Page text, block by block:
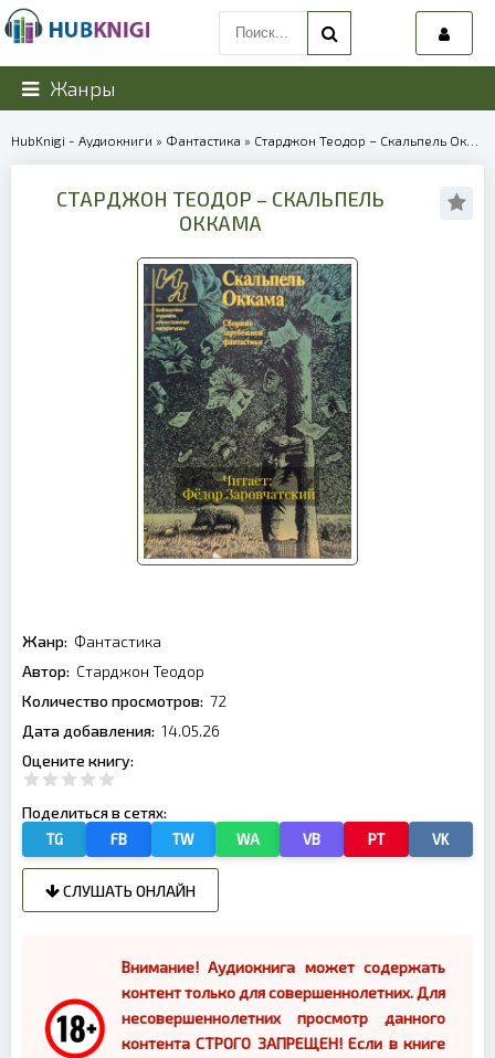
Жанры
HubKnigi - Аудиокниги » Фантастика » Старджон Теодор – Скальпель Оккама | 39942
СТАРДЖОН ТЕОДОР – СКАЛЬПЕЛЬ
ОККАМА
Жанр: Фантастика
Автор: Старджон Теодор
Количество просмотров: 72
Дата добавления: 14.05.26
Оцените книгу:
Поделиться в сетях:
TG FB TW WA VB PT VK
СЛУШАТЬ ОНЛАЙН
Внимание! Аудиокнига может содержать
контент только для совершеннолетних. Для
несовершеннолетних просмотр данного
контента СТРОГО ЗАПРЕЩЕН! Если в книге